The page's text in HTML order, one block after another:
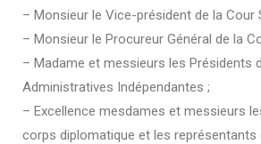
– Monsieur le Vice-président de la Cour
– Monsieur le Procureur Général de la
– Madame et messieurs les Présidents
Administratives Indépendantes ;
– Excellence mesdames et messieurs
corps diplomatique et les représentants